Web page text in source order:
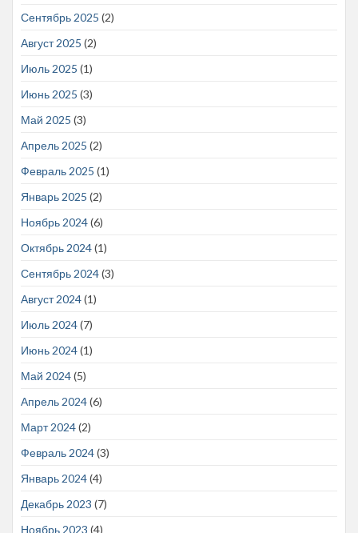
Сентябрь 2025 (2)
Август 2025 (2)
Июль 2025 (1)
Июнь 2025 (3)
Май 2025 (3)
Апрель 2025 (2)
Февраль 2025 (1)
Январь 2025 (2)
Ноябрь 2024(6)
Октябрь 2024(1)
Сентябрь 2024(3)
Август 2024(1)
Июль 2024(7)
Июнь 2024(1)
Май 2024(5)
Апрель 2024(6)
Март 2024(2)
Февраль 2024(3)
Январь 2024(4)
Декабрь 2023 (7)
Ноябрь 2023 (4)